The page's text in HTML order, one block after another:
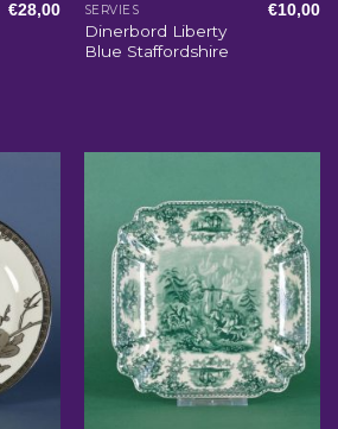
€28,00 SERVIES
Dinerbord Liberty
Blue Staffordshire
€10,00